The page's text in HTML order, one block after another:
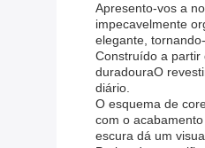
Apresento-vos a
impecavelmente
elegante,
Construído a partir
duradouraO
diário.
O esquema de
com o
escura dá um